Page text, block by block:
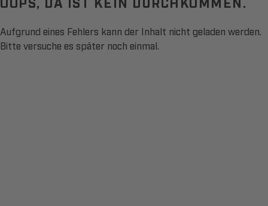
Aufgrund eines Fehlers kann der Inhalt nicht geladen werden.
Bitte versuche es später noch einmal.